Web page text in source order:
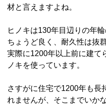
材と言えますよね。
ヒノキは130年目辺りの年
ちょうど良く、耐久性は抜
実際に1200年以上前に建て
ノキを使っています。
さすがに住宅で1200年も長
れませんが、そこまでいか